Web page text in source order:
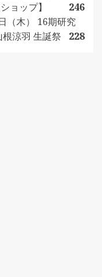
ョップ】
246
（木） 16期研究
涼羽 生誕祭
228